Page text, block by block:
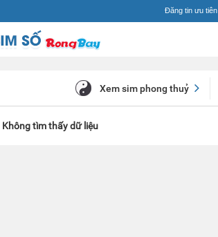
Đăng tin ưu tiên
Xem sim phong thuỷ
Không tìm thấy dữ liệu